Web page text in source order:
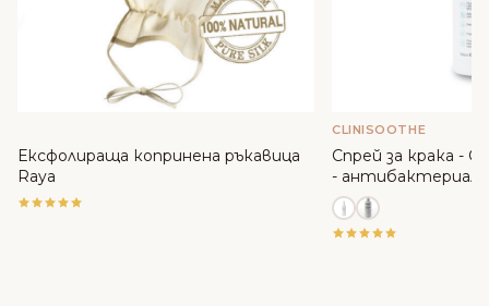
Ексфолираща копринена ръкавица
Raya
CLINISOOTHE
Спрей за крака -
-